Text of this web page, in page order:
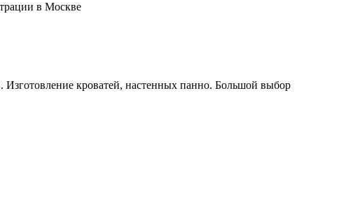
в Москве
кроватей, настенных панно. Большой выбор